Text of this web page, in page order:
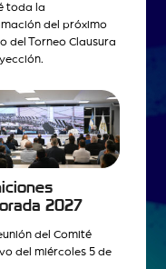
toda la
del próximo
del Torneo Clausura
2027
del Comité
del miércoles 5 de